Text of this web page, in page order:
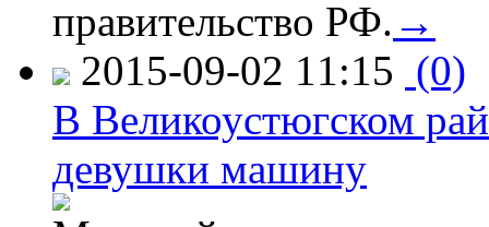
правительство РФ. →
2015-09-02 11:15 (0)
В Великоустюгском
девушки машину